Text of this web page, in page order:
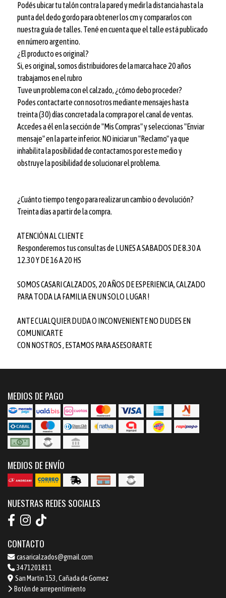
Podés ubicar tu talón contra la pared y medir la distancia hasta la
punta del dedo gordo para obtener los cm y compararlos con
nuestra guía de talles. Tené en cuenta que el talle está publicado
en número argentino.
¿El producto es original?
Si, es original, somos distribuidores de la marca hace 20 años
trabajamos en el rubro
Tuve un problema con el calzado, ¿cómo debo proceder?
Podes contactarte con nosotros mediante mensajes hasta
treinta (30) días concretada la compra por el canal de ventas.
Accedes a él en la sección de "Mis Compras" y seleccionas "Enviar
mensaje" en la parte inferior. NO iniciar un "Reclamo" ya que
inhabilita la posibilidad de contactarnos por este medio y
obstruye la posibilidad de solucionar el problema.
¿Cuánto tiempo tengo para realizar un cambio o devolución?
Treinta días a partir de la compra.
ATENCIÓN AL CLIENTE
Responderemos tus consultas de LUNES A SABADOS DE 8.30 A
12.30 Y DE 16 A 20 HS
SOMOS CASARI CALZADOS, 20 AÑOS DE ESPERIENCIA, CALZADO
PARA TODA LA FAMILIA EN UN SOLO LUGAR !
ANTE CUALQUIER DUDA O INCONVENIENTE NO DUDES EN
COMUNICARTE
CON NOSTROS , ESTAMOS PARA ASESORARTE
MEDIOS DE PAGO
MEDIOS DE ENVÍO
NUESTRAS REDES SOCIALES
CONTACTO
casaricalzados@gmail.com
3471201811
San Martin 153, Cañada de Gomez
Botón de arrepentimiento